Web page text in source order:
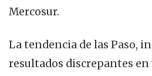
Mercosur.
La tendencia de las Paso,
resultados discrepantes